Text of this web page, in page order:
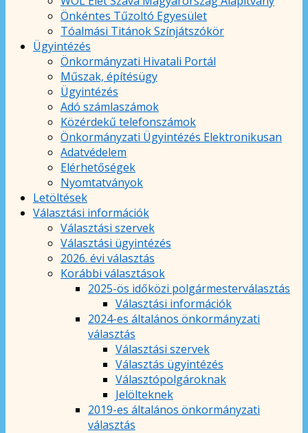
Önkéntes Tűzoltó Egyesület
Tóalmási Titánok Színjátszókör
Ügyintézés
Önkormányzati Hivatali Portál
Műszak, építésügy
Ügyintézés
Adó számlaszámok
Közérdekű telefonszámok
Önkormányzati Ügyintézés Elektronikusan
Adatvédelem
Elérhetőségek
Nyomtatványok
Letöltések
Választási információk
Választási szervek
Választási ügyintézés
2026. évi választás
Korábbi választások
2025-ös időközi polgármesterválasztás
Választási információk
2024-es általános önkormányzati
választás
Választási szervek
Választás ügyintézés
Választópolgároknak
Jelölteknek
2019-es általános önkormányzati
választás